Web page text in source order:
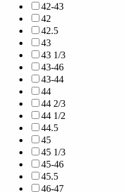
42-43
42
42.5
43
43 1/3
43-46
43-44
44
44 2/3
44 1/2
44.5
45
45 1/3
45-46
45.5
46-47